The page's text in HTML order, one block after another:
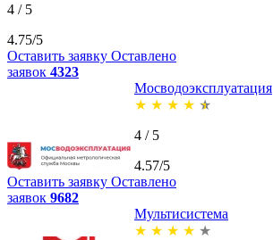
4 / 5
4.75/5
Оставить заявку Оставлено
заявок 4323
Мосводоэксплуатация
★ ★ ★ ★ ★
4 / 5
4.57/5
Оставить заявку Оставлено
заявок 9682
Мультисистема
★ ★ ★ ★ ★